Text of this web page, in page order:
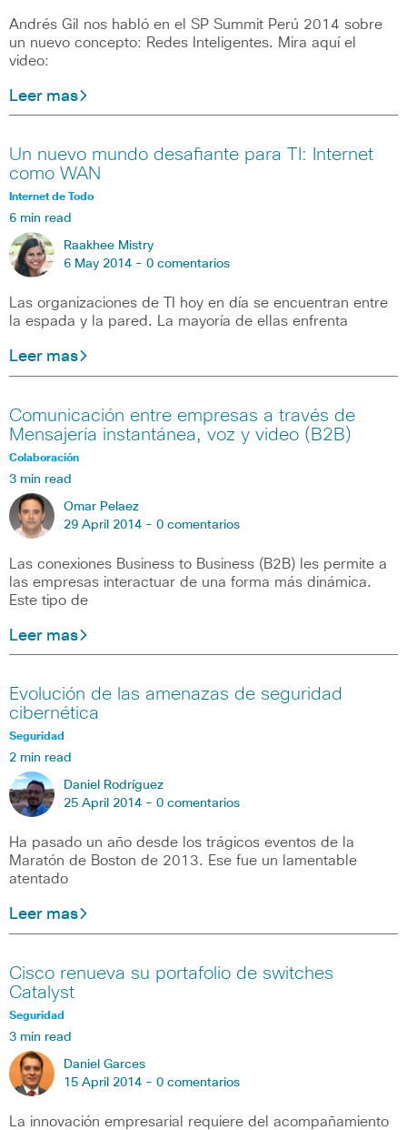
Andrés Gil nos habló en el SP Summit Perú 2014 sobre
un nuevo concepto: Redes Inteligentes. Mira aquí el
video:
Leer mas
Un nuevo mundo desafiante para TI: Internet
como WAN
Internet de Todo
6 min read
Raakhee Mistry
6 May 2014 - 0 comentarios
Las organizaciones de TI hoy en día se encuentran entre
la espada y la pared. La mayoría de ellas enfrenta
Leer mas
Comunicación entre empresas a través de
Mensajería instantánea, voz y video (B2B)
Colaboración
3 min read
Omar Pelaez
29 April 2014 - 0 comentarios
Las conexiones Business to Business (B2B) les permite a
las empresas interactuar de una forma más dinámica.
Este tipo de
Leer mas
Evolución de las amenazas de seguridad
cibernética
Seguridad
2 min read
Daniel Rodríguez
25 April 2014 - 0 comentarios
Ha pasado un año desde los trágicos eventos de la
Maratón de Boston de 2013. Ese fue un lamentable
atentado
Leer mas
Cisco renueva su portafolio de switches
Catalyst
Seguridad
3 min read
Daniel Garces
15 April 2014 - 0 comentarios
La innovación empresarial requiere del acompañamiento